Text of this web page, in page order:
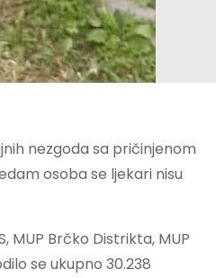
nezgoda sa pričinjenom
osoba se ljekari nisu
MUP Brčko Distrikta, MUP
se ukupno 30.238